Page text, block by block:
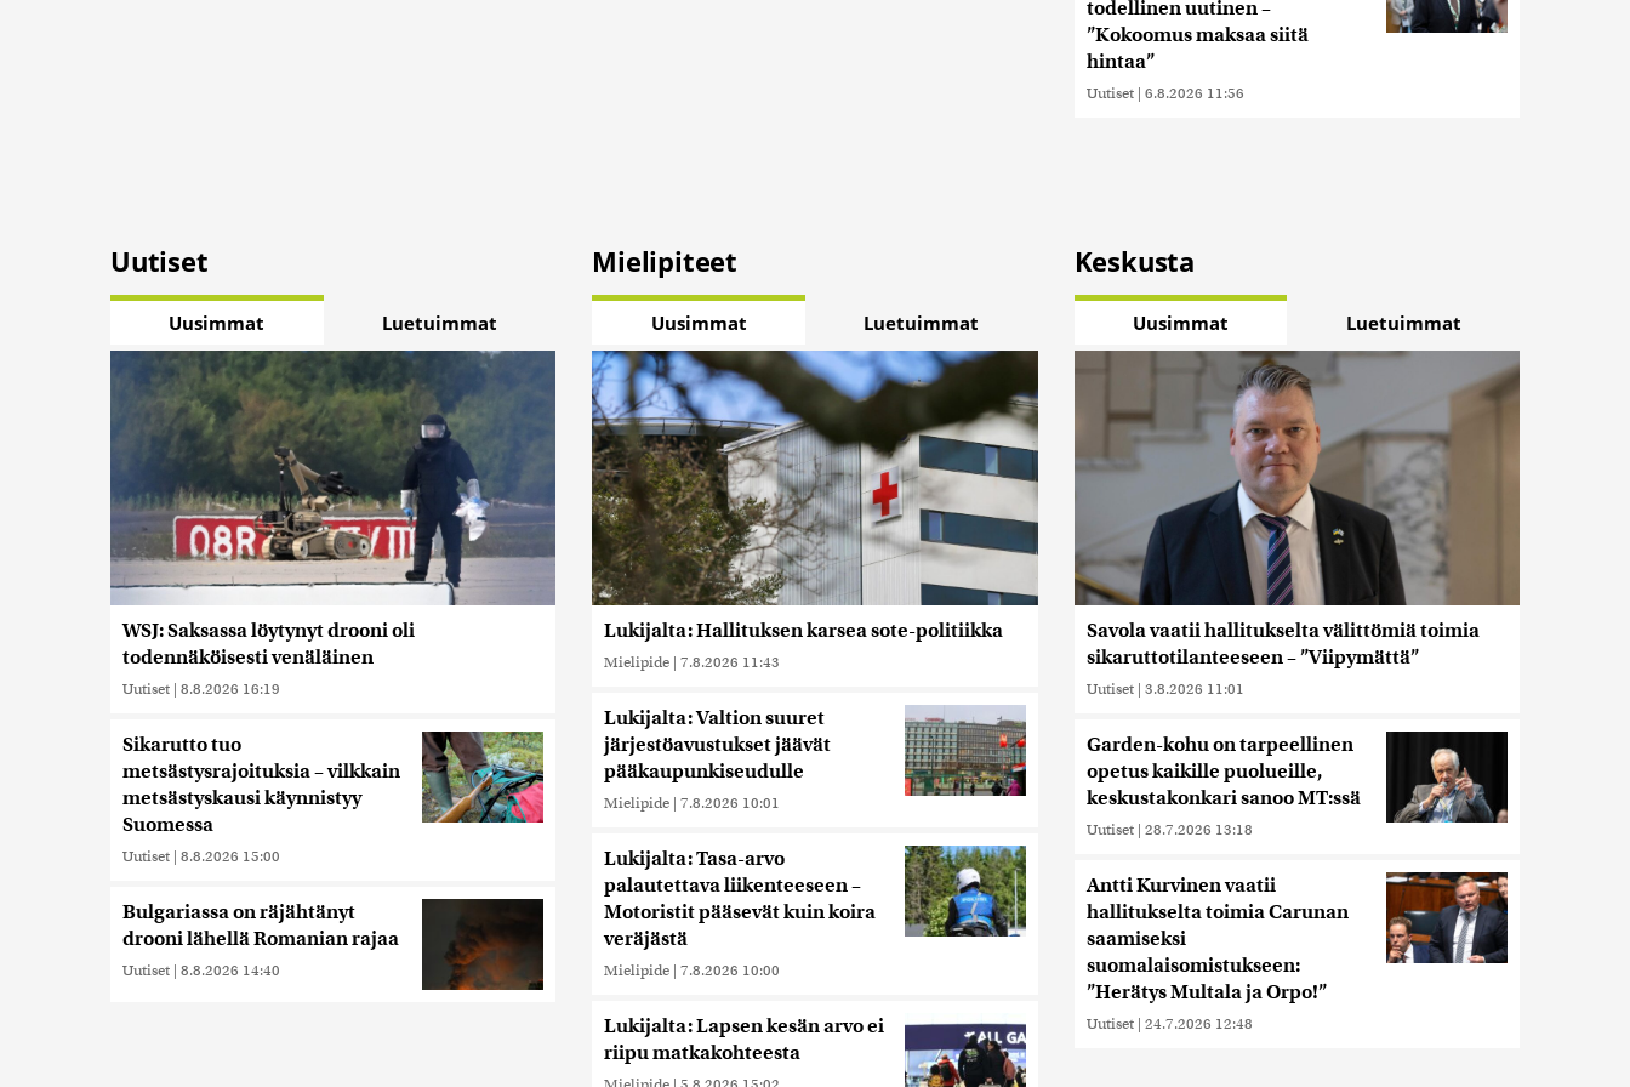
todellinen uutinen –
”Kokoomus maksaa siitä
hintaa”
Uutiset | 6.8.2026 11:56
Uutiset
Uusimmat Luetuimmat
WSJ: Saksassa löytynyt drooni oli
todennäköisesti venäläinen
Uutiset | 8.8.2026 16:19
Sikarutto tuo
metsästysrajoituksia – vilkkain
metsästyskausi käynnistyy
Suomessa
Uutiset | 8.8.2026 15:00
Bulgariassa on räjähtänyt
drooni lähellä Romanian rajaa
Uutiset | 8.8.2026 14:40
Mielipiteet
Uusimmat Luetuimmat
Lukijalta: Hallituksen karsea sote-politiikka
Mielipide | 7.8.2026 11:43
Lukijalta: Valtion suuret
järjestöavustukset jäävät
pääkaupunkiseudulle
Mielipide | 7.8.2026 10:01
Lukijalta: Tasa-arvo
palautettava liikenteeseen –
Motoristit pääsevät kuin koira
veräjästä
Mielipide | 7.8.2026 10:00
Lukijalta: Lapsen kesän arvo ei
riipu matkakohteesta
Keskusta
Uusimmat Luetuimmat
Savola vaatii hallitukselta välittömiä toimia
sikaruttotilanteeseen – ”Viipymättä”
Uutiset | 3.8.2026 11:01
Garden-kohu on tarpeellinen
opetus kaikille puolueille,
keskustakonkari sanoo MT:ssä
Uutiset | 28.7.2026 13:18
Antti Kurvinen vaatii
hallitukselta toimia Carunan
saamiseksi
suomalaisomistukseen:
”Herätys Multala ja Orpo!”
Uutiset | 24.7.2026 12:48